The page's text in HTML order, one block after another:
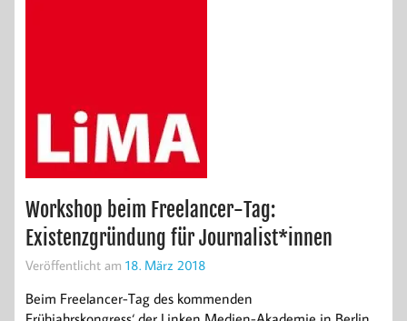
Workshop beim Freelancer-Tag:
Existenzgründung für Journalist*innen
Veröffentlicht am 18. März 2018
Beim Freelancer-Tag des kommenden